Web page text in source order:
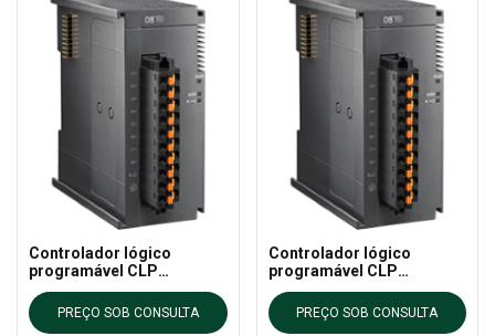
Controlador lógico
programável CLP
AS16AP11T-A DELTA - AS
CLP EXTN
PREÇO SOB CONSULTA
Controlador lógico
programável CLP
AS16AP11P-A DELTA - AS
CLP EXTN
PREÇO SOB CONSULTA